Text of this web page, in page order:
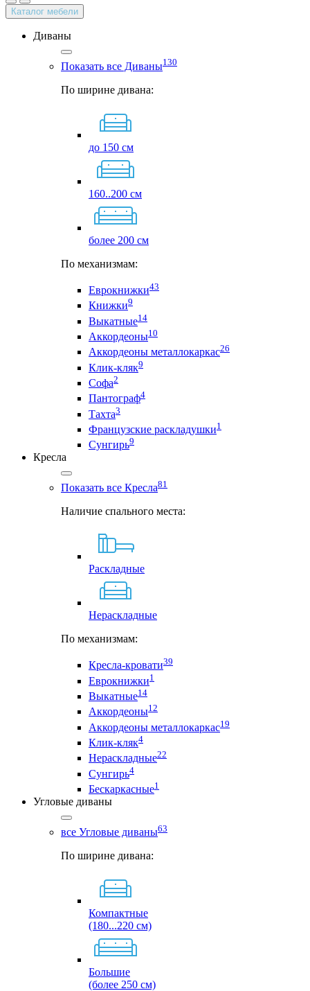
Каталог мебели
Диваны
Показать все Диваны130
По ширине дивана:
до 150 см
160..200 см
более 200 см
По механизмам:
Еврокнижки43
Книжки9
Выкатные14
Аккордеоны10
Аккордеоны металлокаркас26
Клик-кляк9
Софа2
Пантограф4
Тахта3
Французские раскладушки1
Сунгирь9
Кресла
Показать все Кресла81
Наличие спального места:
Раскладные
Нераскладные
По механизмам:
Кресла-кровати39
Еврокнижки1
Выкатные14
Аккордеоны12
Аккордеоны металлокаркас19
Клик-кляк4
Нераскладные22
Сунгирь4
Бескаркасные1
Угловые диваны
все Угловые диваны63
По ширине дивана:
Компактные
(180...220 см)
Большие
(более 250 см)